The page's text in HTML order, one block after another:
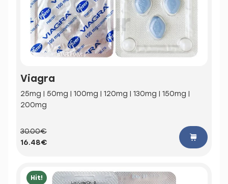
Viagra
25mg | 50mg | 100mg | 120mg | 130mg | 150mg |
200mg
30.00€
16.48€
Hit!